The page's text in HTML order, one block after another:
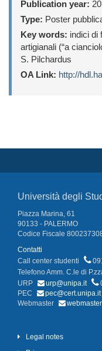
Publication year:
Type: Poster
Key words: indici di
artigianali (“a
S. Pilchardus
OA Link: http://
Università degli
Piazza Marina, 61
90133 - PALERMO
Codice Fiscale
Contatti
Call center studenti
Telefono Amm. C.le di
URP
urp@unipa.it
PEC
pec@cert.unipa.it
Webmaster
Legal notes